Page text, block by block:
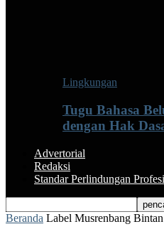
Lingkungan
Tugu Bahasa
dengan Hak
Advertorial
Redaksi
Standar Perlindungan
Beranda Label Musrenbang Bintan